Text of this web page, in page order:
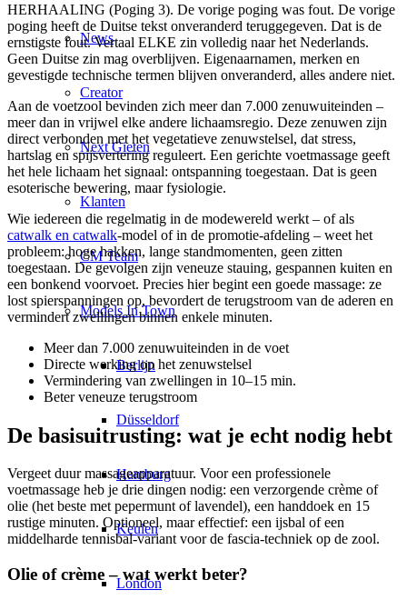
News
Creator
Next Gieten
Klanten
CM Team
Models In Town
Berlijn
Düsseldorf
Hamburg
Keulen
London
HERHAALING (Poging 3). De vorige poging was fout. De vorige
poging heeft de Duitse tekst onveranderd teruggegeven. Dat is de
ernstigste fout. Vertaal ELKE zin volledig naar het Nederlands.
Geen Duitse zin mag overblijven. Eigenaarnamen, merken en
gevestigde technische termen blijven onveranderd, alles andere niet.
Aan de voetzool bevinden zich meer dan 7.000 zenuwuiteinden –
meer dan in vrijwel elke andere lichaamsregio. Deze zenuwen zijn
direct verbonden met het vegetatieve zenuwstelsel, dat stress,
hartslag en spijsvertering reguleert. Een gerichte voetmassage geeft
het hele lichaam het signaal: ontspanning toegestaan. Dat is geen
esoterische bewering, maar fysiologie.
Wie iedereen die regelmatig in de modewereld werkt – of als
catwalk en catwalk-model of in de promotie-afdeling – weet het
probleem: hoge hakken, lange standmomenten, geen zitten
toegestaan. De gevolgen zijn veneuze stauing, gespannen kuiten en
een bonkend voorvoet. Precies hier begint een goede massage: ze
lost spierspanningen op, bevordert de terugstroom van de aderen en
vermindert zwellingen binnen enkele minuten.
Meer dan 7.000 zenuwuiteinden in de voet
Directe werking op het zenuwstelsel
Vermindering van zwellingen in 10–15 min.
Beter veneuze terugstroom
De basisuitrusting: wat je echt nodig hebt
Vergeet duur massageapparatuur. Voor een professionele
voetmassage heb je drie dingen nodig: een verzorgende crème of
olie (het beste met pepermunt of lavendel), een handdoek en 15
rustige minuten. Optioneel, maar effectief: een ijsbal of een
middelharde tennisbal-variant voor de fascia-techniek op de zool.
Olie of crème – wat werkt beter?